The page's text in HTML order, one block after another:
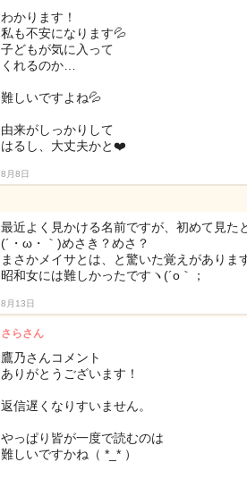
わかります！
私も不安になります💦
子どもが気に入って
くれるのか…
難しいですよね💦
由来がしっかりして
はるし、大丈夫かと❤️
8月8日
最近よく見かける名前ですが、初めて見た
(´・ω・｀)めさき？めさ？
まさかメイサとは、と驚いた覚えがありま
昭和女には難しかったですヽ(´o｀；
8月13日
さらさん
鷹乃さんコメント
ありがとうございます！
返信遅くなりすいません。
やっぱり皆が一度で読むのは
難しいですかね（ *_* ）